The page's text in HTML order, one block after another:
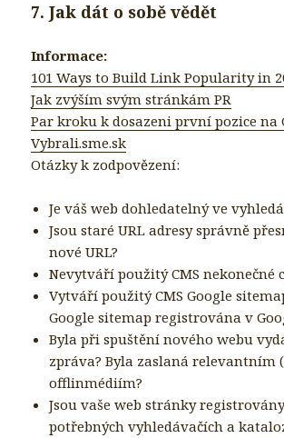
7. Jak dát o sobě vědět
Informace:
101 Ways to Build Link Popularity in
Jak zvýším svým stránkám PR
Par kroku k dosazeni první pozice na
Vybrali.sme.sk
Otázky k zodpovězení:
Je váš web dohledatelný ve
Jsou staré URL adresy správně
nové URL?
Nevytváří použitý CMS nekonečné
Vytváří použitý CMS Google
Google sitemap registrována v
Byla při spuštění nového webu
zpráva? Byla zaslaná relevantním
offlinmédiím?
Jsou vaše web stránky
potřebných vyhledávačích a